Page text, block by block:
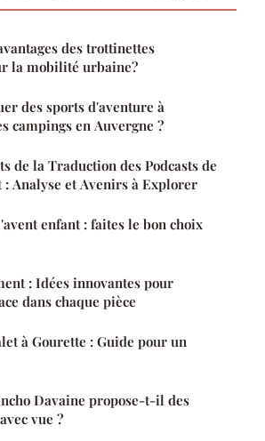
des trottinettes
la mobilité urbaine?
des sports d'aventure à
campings en Auvergne ?
de la Traduction des Podcasts de
Analyse et Avenirs à Explorer
enfant : faites le bon choix
: Idées innovantes pour
dans chaque pièce
à Gourette : Guide pour un
Davaine propose-t-il des
vue ?